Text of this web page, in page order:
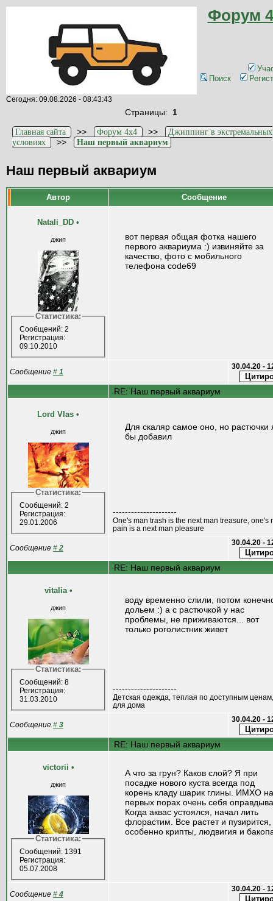
Форум
Поиск
Сегодня: 09.08.2026 - 08:43:43
Страницы: 1
Главная сайта >> Форум 4x4 >>
Джиппинг в экстремальных
условиях
>> Наш первый аквариум
Наш первый аквариум
Автор Сообщение
Natali_DD •
джип
Статистика:
Сообщений: 2
Регистрация:
09.10.2010
вот первая общая фотка нашего
первого аквариума :) извиняйте за
качество, фото с мобильного
телефона code69
Сообщение # 1
30.04.20 -
RE: Наш первый аквариум
Lord Vlas •
джип
Статистика:
Сообщений: 2
Регистрация:
29.01.2006
Для скаляр самое оно, но растючки
бы добавил
---------------------
One's man trash is the next man treasure, one's
pain is a next man pleasure
Сообщение # 2
30.04.20 -
RE: Наш первый аквариум
vitalia •
джип
Статистика:
Сообщений: 8
Регистрация:
31.03.2010
воду временно слили, потом
дольем :) а с растючкой у нас
проблемы, не приживаются... вот
только роголистник живет
---------------------
Детская одежда, теплая по доступным
для дома
Сообщение # 3
30.04.20 -
RE: Наш первый аквариум
victorii •
джип
Статистика:
Сообщений: 1391
Регистрация:
05.07.2008
А что за грун? Каков слой? Я при
посадке нового куста всегда под
корень кладу шарик глины. ИМХО на
первых порах очень себя
Когда аквас устоялся, начал лить
флорастим. Все растет и пузирится,
особенно крипты, людвигия и
Сообщение # 4
30.04.20 -